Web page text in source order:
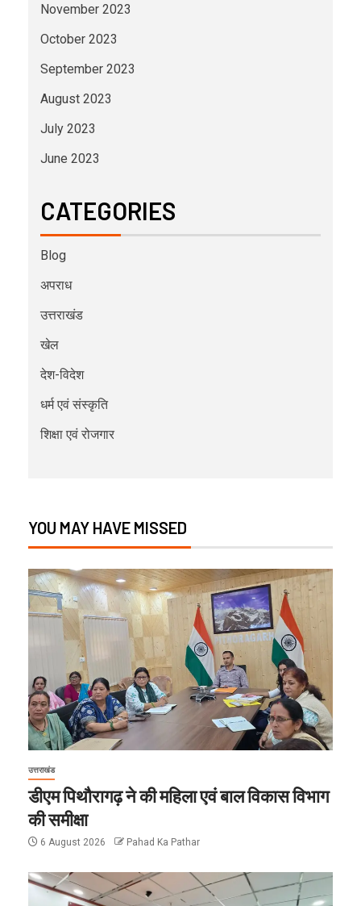
November 2023
October 2023
September 2023
August 2023
July 2023
June 2023
CATEGORIES
Blog
अपराध
उत्तराखंड
खेल
देश-विदेश
धर्म एवं संस्कृति
शिक्षा एवं रोजगार
YOU MAY HAVE MISSED
उत्तराखंड
डीएम पिथौरागढ़ ने की महिला एवं बाल विकास विभाग
की समीक्षा
6 August 2026 Pahad Ka Pathar